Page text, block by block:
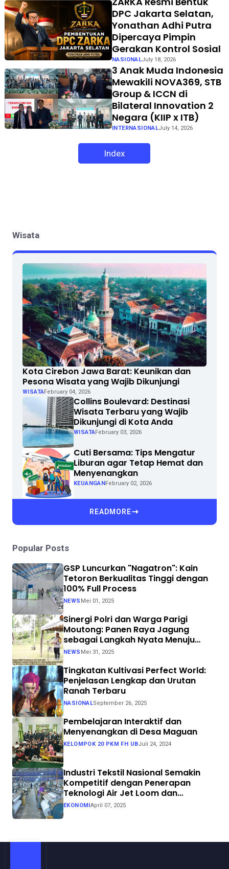
DPC Jakarta Selatan,
Yonathan Adhi Putra
Dipercaya Pimpin
Gerakan Kontrol Sosial
NASIONALJuly 18, 2026
3 Anak Muda Indonesia
Mewakili NOVA369, STB
Group & ICCN di
Bilateral Innovation 2
Negara (KIIP x ITB)
INTERNASIONALJuly 14, 2026
Index
Wisata
Kota Cirebon Jawa Barat: Keunikan dan
Pesona Wisata yang Wajib Dikunjungi
WISATAFebruary 04, 2026
Collins Boulevard: Destinasi
Wisata Terbaru yang Wajib
Dikunjungi di Kota Anda
WISATAFebruary 03, 2026
Cuti Bersama: Tips Mengatur
Liburan agar Tetap Hemat dan
Menyenangkan
KEUANGAN February 02, 2026
READMORE
Popular Posts
GSP Luncurkan "Nagatron": Kain
Tetoron Berkualitas Tinggi dengan
100% Full Process
NEWS Mei 01, 2025
Sinergi Polri dan Warga Parigi
Moutong: Panen Raya Jagung
sebagai Langkah Nyata Menuju
Swasembada Pangan
NEWS Mei 31, 2025
Tingkatan Kultivasi Perfect World:
Penjelasan Lengkap dan Urutan
Ranah Terbaru
NASIONALSeptember 26, 2025
Pembelajaran Interaktif dan
Menyenangkan di Desa Maguan
KELOMPOK 20 PKM FH UBJuli 24, 2024
Industri Tekstil Nasional Semakin
Kompetitif dengan Penerapan
Teknologi Air Jet Loom dan
Continuous Dyeing di CV. Garuda
Solo Perkasa
EKONOMI April 07, 2025